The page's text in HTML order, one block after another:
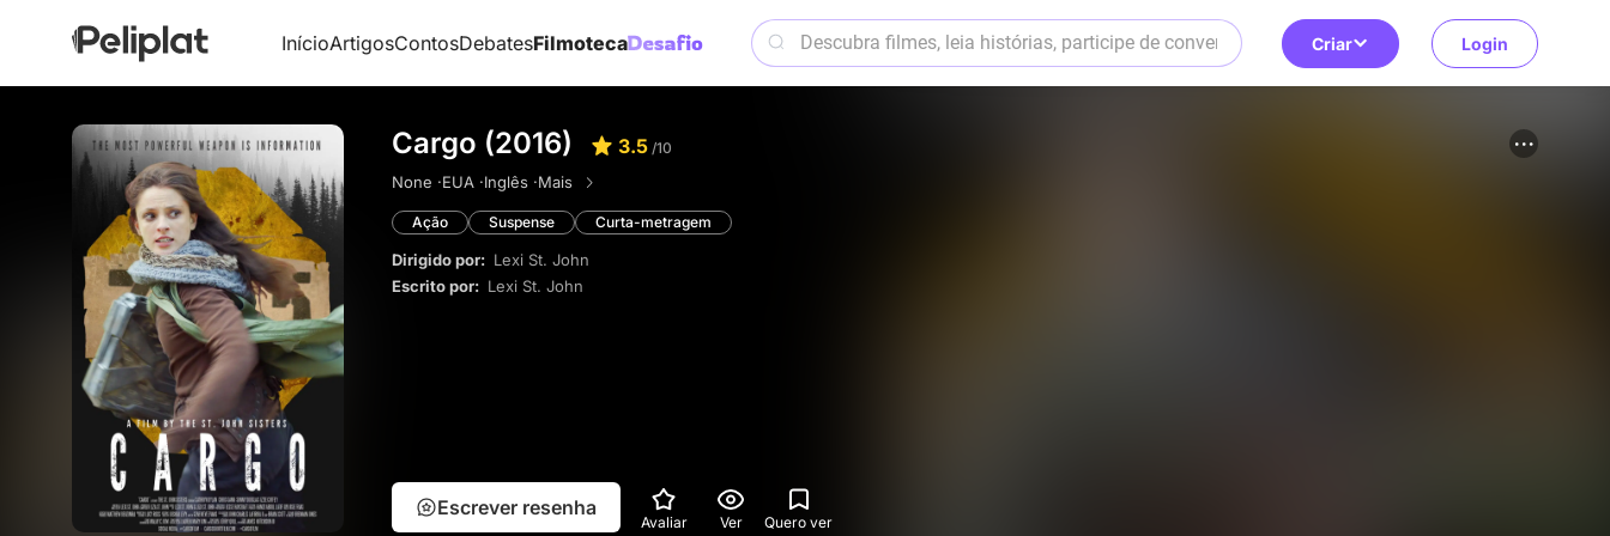
InícioArtigosContosDebatesFilmoteca Criar Login
Cargo (2016) 3.5 /10
None ·EUA ·Inglês ·Mais
Ação Suspense Curta-metragem
Dirigido por: Lexi St. John
Escrito por: Lexi St. John
Escrever resenha
Avaliar Ver Quero ver